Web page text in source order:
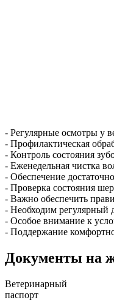
- Регулярные осмотры у
- Профилактическая
- Контроль состояния
- Еженедельная чистка
- Обеспечение
- Проверка состояния
- Важно обеспечить
- Необходим регулярный
- Особое внимание к
- Поддержание
Документы на
Ветеринарный
паспорт